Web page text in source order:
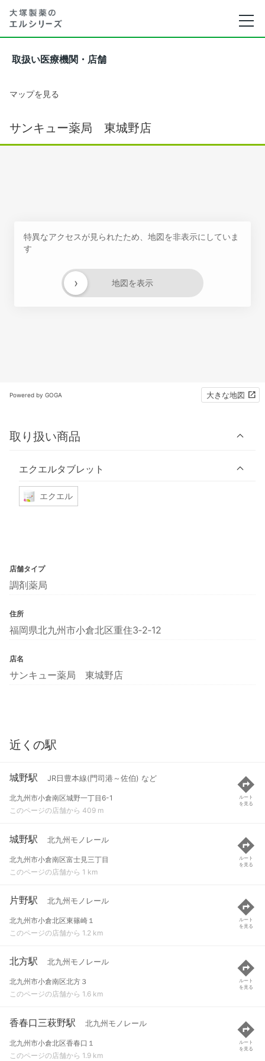
取扱い医療機関・店舗
マップを見る
サンキュー薬局 東城野店
特異なアクセスが見られたため、地図を非表示にしていま
す
地図を表示
›
Powered by GOGA 大きな地図
取り扱い商品
エクエルタブレット
エクエル
店舗タイプ
調剤薬局
住所
福岡県北九州市小倉北区重住3‐2‐12
店名
サンキュー薬局 東城野店
近くの駅
城野駅 JR日豊本線(門司港～佐伯) など
北九州市小倉南区城野一丁目6-1
このページの店舗から 409 m
ルート
を見る
城野駅 北九州モノレール
北九州市小倉南区富士見三丁目
このページの店舗から 1 km
ルート
を見る
片野駅 北九州モノレール
北九州市小倉北区東篠崎１
このページの店舗から 1.2 km
ルート
を見る
北方駅 北九州モノレール
北九州市小倉南区北方３
このページの店舗から 1.6 km
ルート
を見る
香春口三萩野駅 北九州モノレール
北九州市小倉北区香春口１
このページの店舗から 1.9 km
ルート
を見る